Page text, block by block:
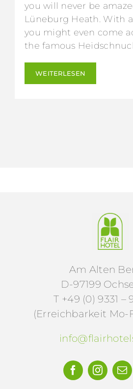
you will never be
Lüneburg Heath. With
you might even come
the famous
WEITERLESEN
Am Alten
D-97199
T +49 (0) 9331 –
(Erreichbarkeit Mo-